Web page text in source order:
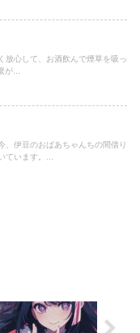
放心して、お酒飲んで煙草を吸っ
...
伊豆のおばあちゃんちの間借り
ています。...